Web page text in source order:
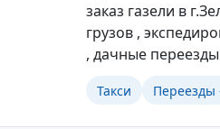
заказ газели в
грузов ,
, дачные
Такси Переезды